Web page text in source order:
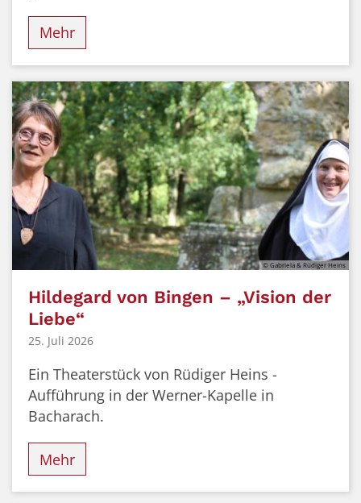
Mehr
© Gabriela & Rüdiger Heins
Hildegard von Bingen – „Vision der
Liebe“
25. Juli 2026
Ein Theaterstück von Rüdiger Heins -
Aufführung in der Werner-Kapelle in
Bacharach.
Mehr